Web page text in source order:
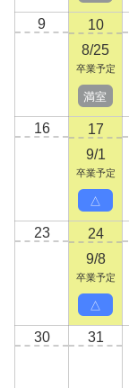
9
10
8/25
卒業予定
満室
16
17
9/1
卒業予定
△
23
24
9/8
卒業予定
△
30 31